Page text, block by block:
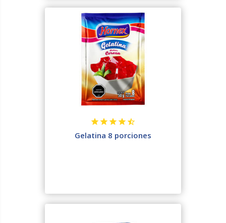
Gelatina 8 porciones